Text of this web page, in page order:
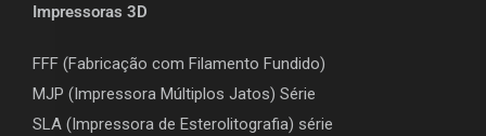
Impressoras 3D
FFF (Fabricação com Filamento Fundido)
MJP (Impressora Múltiplos Jatos) Série
SLA (Impressora de Esterolitografia) série